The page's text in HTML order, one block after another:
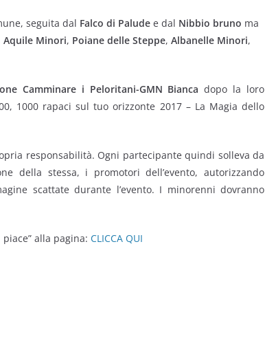
seguita dal Falco di Palude e dal Nibbio bruno ma
Aquile Minori, Poiane delle Steppe, Albanelle Minori,
Camminare i Peloritani-GMN Bianca dopo la loro
1000 rapaci sul tuo orizzonte 2017 – La Magia dello
responsabilità. Ogni partecipante quindi solleva da
della stessa, i promotori dell’evento, autorizzando
scattate durante l’evento. I minorenni dovranno
alla pagina: CLICCA QUI